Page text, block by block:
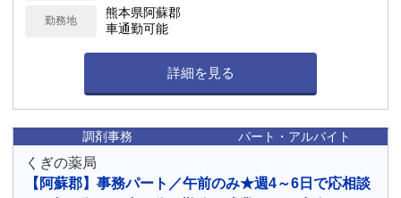
給休暇日数：10日
勤務地
熊本県阿蘇郡
車通勤可能
詳細を見る
調剤事務 パート・アルバイト
くぎの薬局
【阿蘇郡】事務パート／午前のみ★週4～6日で応相談